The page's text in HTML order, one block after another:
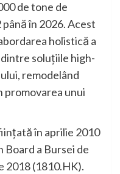
de tone de
în 2026. Acest
holistică a
soluțiile high-
remodelând
promovarea unui
în aprilie 2010
Board a Bursei de
2018 (1810.HK).